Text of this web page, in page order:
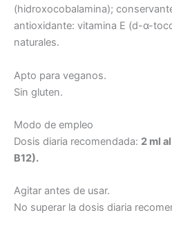
(hidroxocobalamina);
antioxidante: vitamina E (d-α-
naturales.
Apto para veganos.
Sin gluten.
Modo de empleo
Dosis diaria recomendada: 2 ml
B12).
Agitar antes de usar.
No superar la dosis diaria